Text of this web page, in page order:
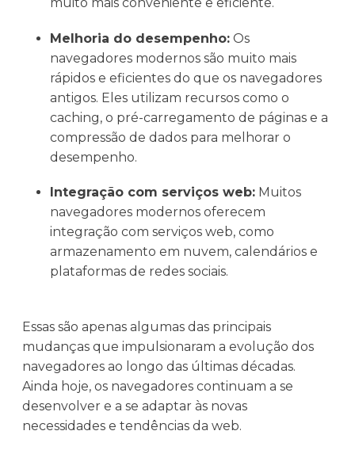
Melhoria do desempenho:Os
navegadores modernos são muito mais
rápidos e eficientes do que os navegadores
antigos. Eles utilizam recursos como o
caching, o pré-carregamento de páginas e a
compressão de dados para melhorar o
desempenho.
Integração com serviços web:Muitos
navegadores modernos oferecem
integração com serviços web, como
armazenamento em nuvem, calendários e
plataformas de redes sociais.
Essas são apenas algumas das principais
mudanças que impulsionaram a evolução dos
navegadores ao longo das últimas décadas.
Ainda hoje, os navegadores continuam a se
desenvolver e a se adaptar às novas
necessidades e tendências da web.